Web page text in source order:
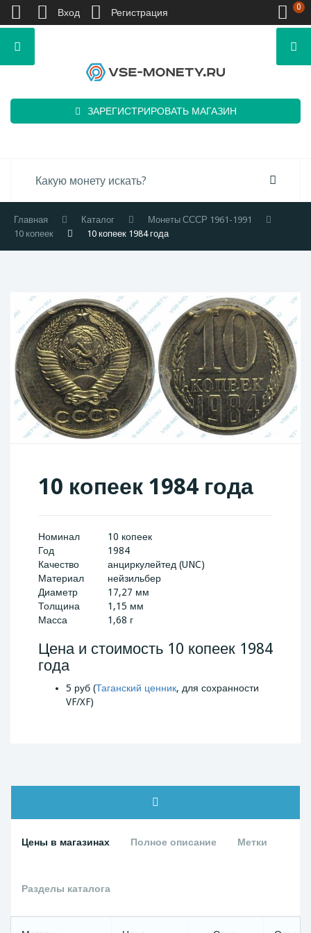
ЗАРЕГИСТРИРОВАТЬ МАГАЗИН
Главная Каталог
Монеты СССР 1961-1991
10 копеек
10 копеек 1984 года
10 копеек 1984 года
Номинал
10 копеек
Год
1984
Качество
анциркулейтед (UNC)
Материал
нейзильбер
Диаметр
17,27 мм
Толщина
1,15 мм
Масса
1,68 г
Цена и стоимость 10 копеек 1984
года
5 руб (Таганский ценник, для сохранности
VF/XF)
Цены в магазинах Полное описание Метки
Разделы каталога
Вход Регистрация 0